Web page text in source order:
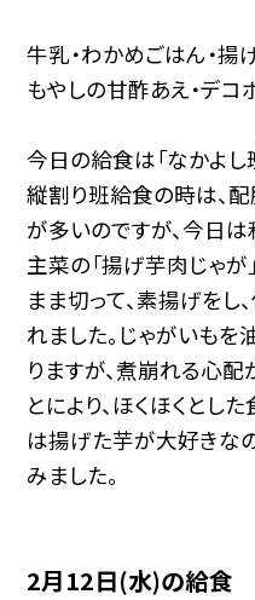
牛乳・わかめごはん・揚
もやしの甘酢あえ・デコ
今日の給食は「なかよし
縦割り班給食の時は、
が多いのですが、今日は
主菜の「揚げ芋肉じゃが
まま切って、素揚げを
れました。じゃがいも
りますが、煮崩れる心配
とにより、ほくほくとし
は揚げた芋が大好きな
みました。
2月12日(水)の給食